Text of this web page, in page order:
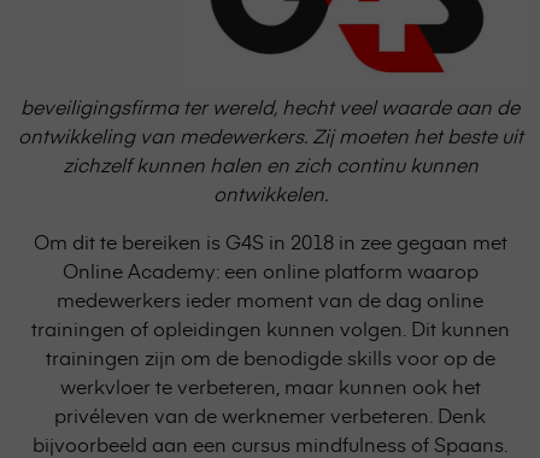
beveiligingsfirma ter wereld, hecht veel waarde aan de
ontwikkeling van medewerkers. Zij moeten het beste uit
zichzelf kunnen halen en zich continu kunnen
ontwikkelen.
Om dit te bereiken is G4S in 2018 in zee gegaan met
Online Academy: een online platform waarop
medewerkers ieder moment van de dag online
trainingen of opleidingen kunnen volgen. Dit kunnen
trainingen zijn om de benodigde skills voor op de
werkvloer te verbeteren, maar kunnen ook het
privéleven van de werknemer verbeteren. Denk
bijvoorbeeld aan een cursus mindfulness of Spaans.